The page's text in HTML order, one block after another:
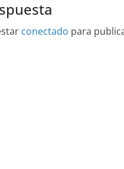
conectado para